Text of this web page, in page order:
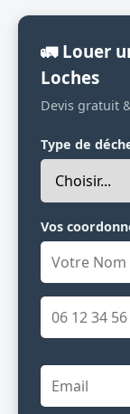
🚛 Louer
Loches
Devis gratuit
Type de
Vos